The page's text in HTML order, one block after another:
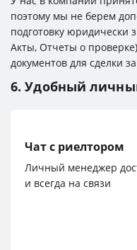
поэтому мы не берем
подготовку юридически
Акты, Отчеты о
документов для сделки
6. Удобный
Чат с риелтором
Личный менеджер
и всегда на связи